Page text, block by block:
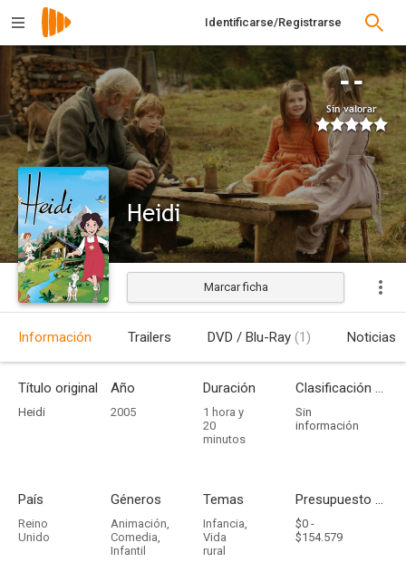
Identificarse/Registrarse
--
Sin valorar
Heidi
Estrenada
Marcar ficha
Información Trailers DVD / Blu-Ray (1) Noticias
Título original
Heidi
Año
2005
Duración
1 hora y
20
minutos
Clasificación por edades
Sin
información
País
Reino
Unido
Géneros
Animación,
Comedia,
Infantil
Temas
Infancia,
Vida
rural
Presupuesto - Ingresos
$0 -
$154.579